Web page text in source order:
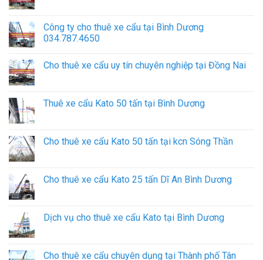
Công ty cho thuê xe cẩu tại Bình Dương
034.787.4650
Cho thuê xe cẩu uy tín chuyên nghiệp tại Đồng Nai
Thuê xe cẩu Kato 50 tấn tại Bình Dương
Cho thuê xe cẩu Kato 50 tấn tại kcn Sóng Thần
Cho thuê xe cẩu Kato 25 tấn Dĩ An Bình Dương
Dịch vụ cho thuê xe cẩu Kato tại Bình Dương
Cho thuê xe cẩu chuyên dụng tại Thành phố Tân